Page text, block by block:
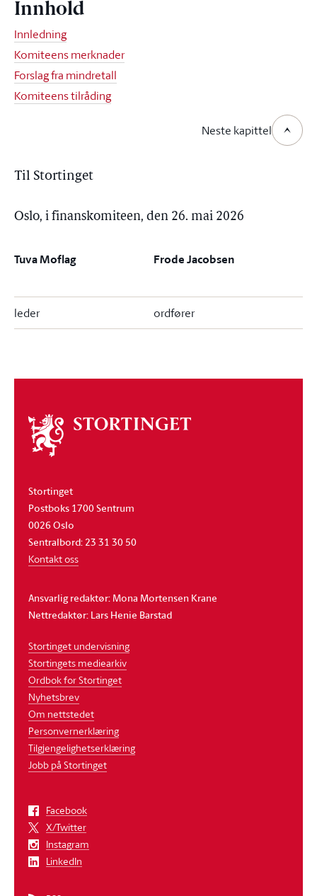
Innhold
Innledning
Komiteens merknader
Forslag fra mindretall
Komiteens tilråding
Neste kapittel
Til Stortinget
Oslo, i finanskomiteen, den 26. mai 2026
Tuva Moflag Frode Jacobsen
leder ordfører
Om
stortinget
Stortinget
Postboks 1700 Sentrum
0026 Oslo
Sentralbord: 23 31 30 50
Kontakt oss
Ansvarlig redaktør: Mona Mortensen Krane
Nettredaktør: Lars Henie Barstad
Stortinget undervisning
Stortingets mediearkiv
Ordbok for Stortinget
Nyhetsbrev
Om nettstedet
Personvernerklæring
Tilgjengelighetserklæring
Jobb på Stortinget
Facebook
X/Twitter
Instagram
LinkedIn